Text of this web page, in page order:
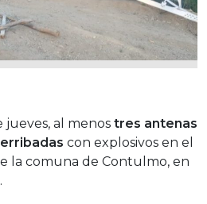
jueves, al menos tres antenas
con explosivos en el
la comuna de Contulmo, en